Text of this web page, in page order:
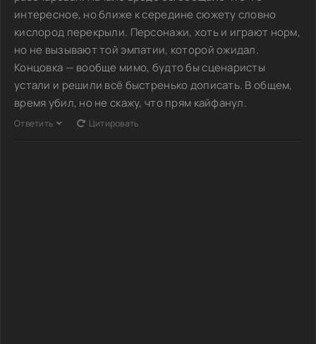
интересное, но ближе к середине сюжету словно
кислород перекрыли. Персонажи, хоть и играют норм,
но не вызывают той эмпатии, которой ожидал.
Концовка — вообще мимо, будто бы сценаристы
устали и решили всё быстренько дописать. В общем,
время убил, но не скажу, что прям кайфанул.
Ответить Цитировать